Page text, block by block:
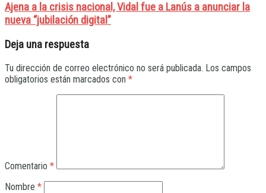
Ajena a la crisis nacional, Vidal fue a Lanús a anunciar la
nueva “jubilación digital”
Deja una respuesta
Tu dirección de correo electrónico no será publicada. Los campos
obligatorios están marcados con *
Comentario *
Nombre *